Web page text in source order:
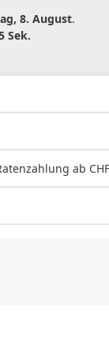
8. August.
Sek.
ab